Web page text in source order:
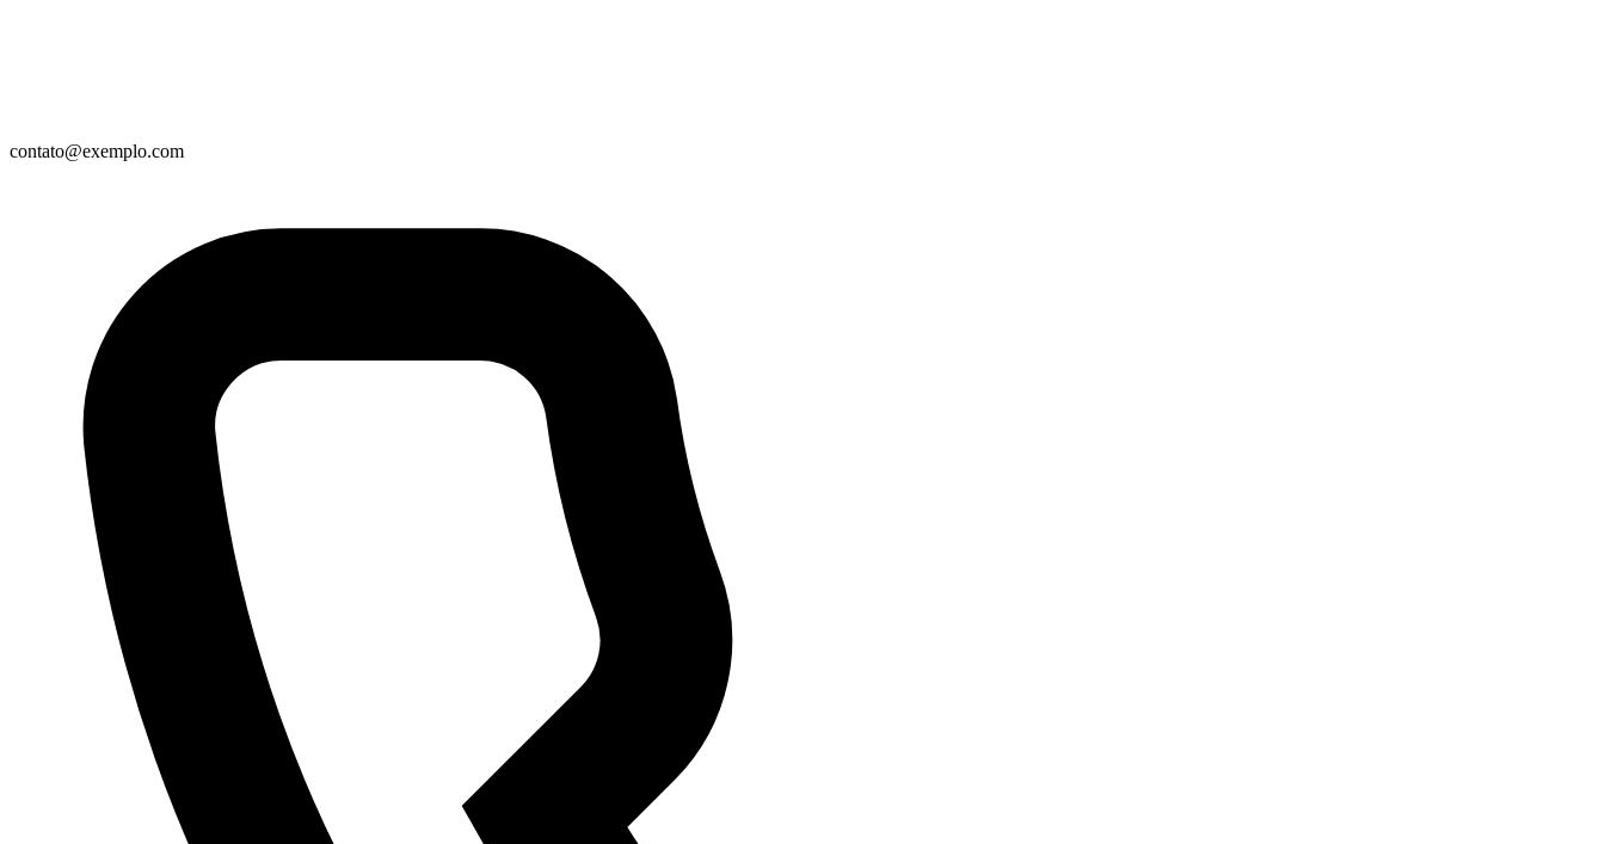
contato@exemplo.com